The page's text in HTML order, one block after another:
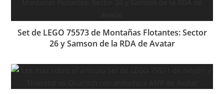
Set de LEGO 75573 de Montañas Flotantes: Sector
26 y Samson de la RDA de Avatar